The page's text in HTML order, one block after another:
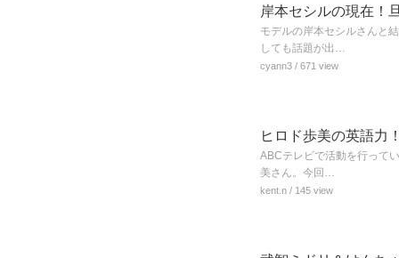
岸本セシルの現在！
モデルの岸本セシルさんと
しても話題が出…
cyann3 / 671 view
ヒロド歩美の英語力
ABCテレビで活動を行って
美さん。今回…
kent.n / 145 view